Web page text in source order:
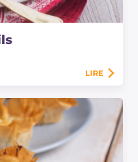
LIRE